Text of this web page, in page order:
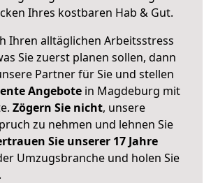
Ihres kostbaren Hab & Gut.
Ihren alltäglichen Arbeitsstress
Sie zuerst planen sollen, dann
Partner für Sie und stellen
Angebote in Magdeburg mit
Zögern Sie nicht, unsere
zu nehmen und lehnen Sie
Sie unserer 17 Jahre
Umzugsbranche und holen Sie